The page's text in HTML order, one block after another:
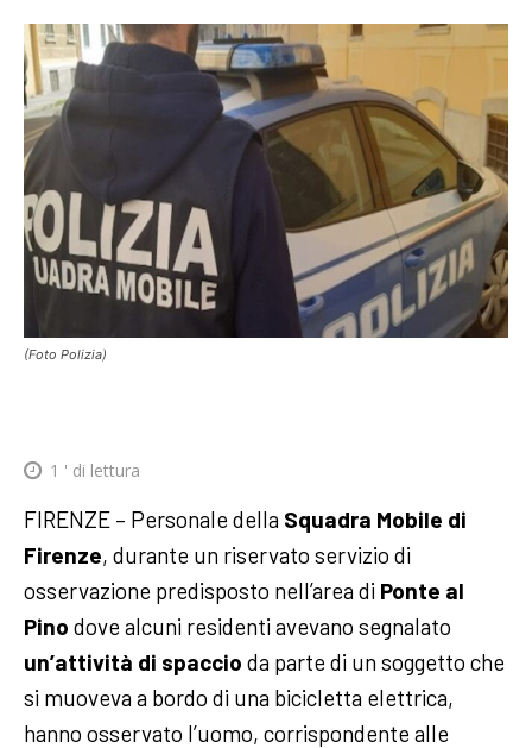
(Foto Polizia)
1 ' di lettura
FIRENZE – Personale della Squadra Mobile di
Firenze, durante un riservato servizio di
osservazione predisposto nell’area di Ponte al
Pino dove alcuni residenti avevano segnalato
un’attività di spaccio da parte di un soggetto che
si muoveva a bordo di una bicicletta elettrica,
hanno osservato l’uomo, corrispondente alle